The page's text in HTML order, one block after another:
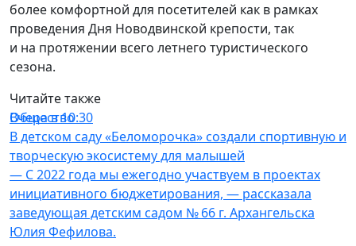
более комфортной для посетителей как в рамках
проведения Дня Новодвинской крепости, так
и на протяжении всего летнего туристического
сезона.
Читайте также
Общество
Вчера в 10:30
В детском саду «Беломорочка» создали спортивную и
творческую экосистему для малышей
— С 2022 года мы ежегодно участвуем в проектах
инициативного бюджетирования, — рассказала
заведующая детским садом № 66 г. Архангельска
Юлия Фефилова.